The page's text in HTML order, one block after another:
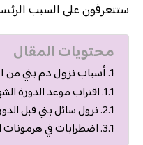
ستتعرفون على السبب
محتويات المقال
أسباب نزول دم بني من
اقتراب موعد الدورة
نزول سائل بني قبل
اضطرابات في